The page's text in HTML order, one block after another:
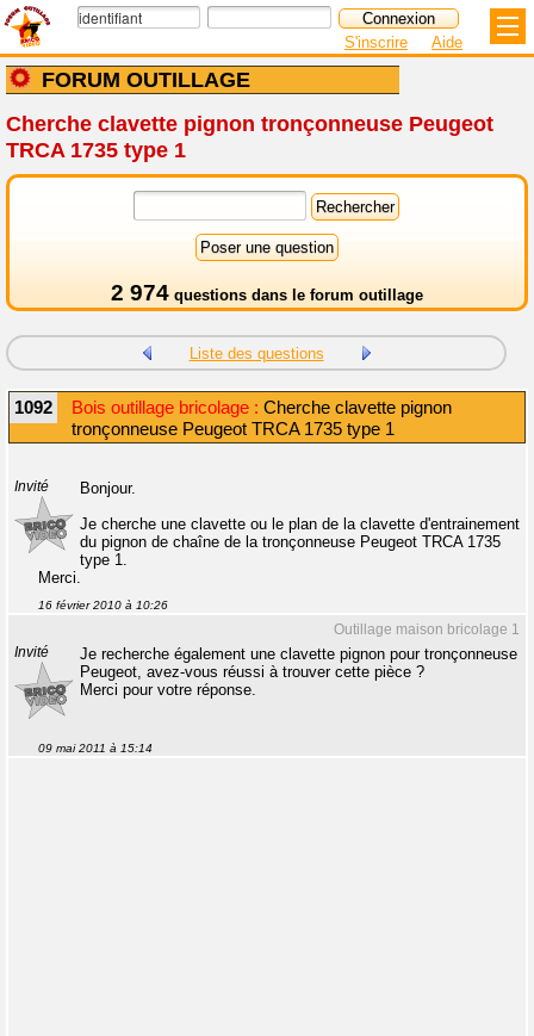
FORUM OUTILLAGE
S'inscrire Aide
Cherche clavette pignon tronçonneuse Peugeot
TRCA 1735 type 1
2 974 questions dans le forum outillage
Liste des questions
1092 Bois outillage bricolage : Cherche clavette pignon
tronçonneuse Peugeot TRCA 1735 type 1
Invité
Bonjour.
Je cherche une clavette ou le plan de la clavette d'entrainement
du pignon de chaîne de la tronçonneuse Peugeot TRCA 1735
type 1.
Merci.
16 février 2010 à 10:26
Outillage maison bricolage 1
Invité
Je recherche également une clavette pignon pour tronçonneuse
Peugeot, avez-vous réussi à trouver cette pièce ?
Merci pour votre réponse.
09 mai 2011 à 15:14